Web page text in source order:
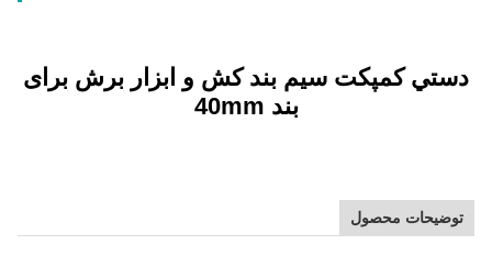
دستي کمپکت سیم بند کش و ابزار برش برای
بند 40mm
توضیحات محصول